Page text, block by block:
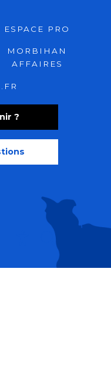
Recherche
?
ESPACE PRO
MORBIHAN
AFFAIRES